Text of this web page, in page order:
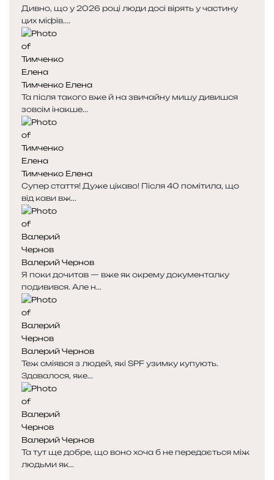
Дивно, що у 2026 році люди досі вірять у частину
цих міфів....
Тимченко Елена
Та після такого вже й на звичайну мишу дивишся
зовсім інакше...
Тимченко Елена
Супер стаття! Дуже цікаво! Після 40 помітила, що
від кави вж...
Валерий Чернов
Я поки дочитав — вже як окрему документалку
подивився. Але н...
Валерий Чернов
Теж сміявся з людей, які SPF узимку купують.
Здавалося, яке...
Валерий Чернов
Та тут ще добре, що воно хоча б не передається між
людьми як...